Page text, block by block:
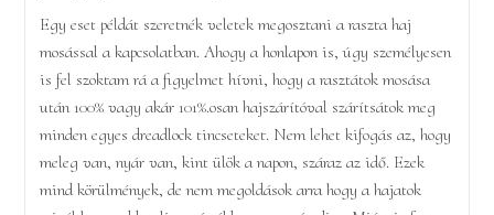
Egy eset példát szeretnék veletek megosztani a raszta haj
mosással a kapcsolatban. Ahogy a honlapon is, úgy személyesen
is fel szoktam rá a figyelmet hívni, hogy a rasztátok mosása
után 100% vagy akár 101%.osan hajszárítóval szárítsátok meg
minden egyes dreadlock tincseteket. Nem lehet kifogás az, hogy
meleg van, nyár van, kint ülök a napon, száraz az idő. Ezek
mind körülmények, de nem megoldások arra hogy a hajatok